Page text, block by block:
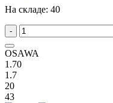
На складе: 40
-
OSAWA
1.70
1.7
20
43